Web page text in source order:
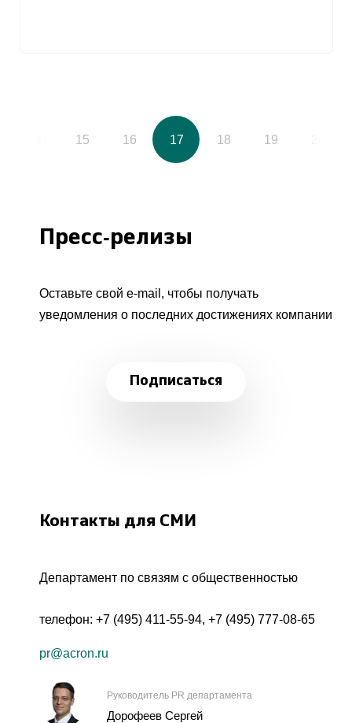
15 16 17 18 19
Пресс-релизы
Оставьте свой e-mail, чтобы получать
уведомления о последних достижениях компании
Подписаться
Контакты для СМИ
Департамент по связям с общественностью
телефон: +7 (495) 411-55-94, +7 (495) 777-08-65
pr@acron.ru
Руководитель PR департамента
Дорофеев Сергей